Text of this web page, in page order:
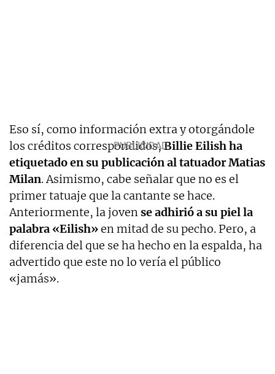
Eso sí, como información extra y otorgándole
los créditos correspondidos,Billie Eilish ha
etiquetado en su publicación al tatuador Matias
Milan. Asimismo, cabe señalar que no es el
primer tatuaje que la cantante se hace.
Anteriormente, la jovense adhirió a su piel la
palabra «Eilish»en mitad de su pecho. Pero, a
diferencia del que se ha hecho en la espalda, ha
advertido que este no lo vería el público
«jamás».